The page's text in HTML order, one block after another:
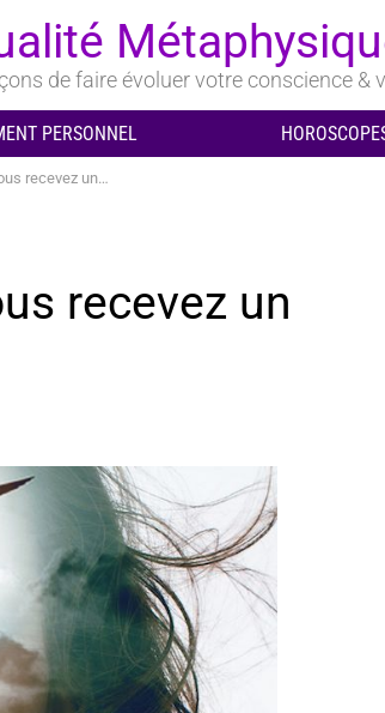
de faire évoluer votre conscience &
PERSONNEL
un appel d’âme
recevez un